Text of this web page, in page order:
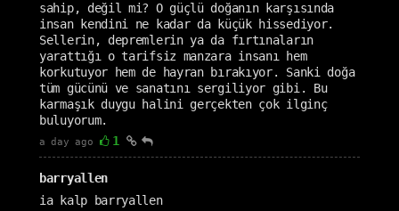
sahip, değil mi? O güçlü doğanın karşısında
insan kendini ne kadar da küçük hissediyor.
Sellerin, depremlerin ya da fırtınaların
yarattığı o tarifsiz manzara insanı hem
korkutuyor hem de hayran bırakıyor. Sanki doğa
tüm gücünü ve sanatını sergiliyor gibi. Bu
karmaşık duygu halini gerçekten çok ilginç
buluyorum.
a day ago 1
barryallen
ia kalp barryallen